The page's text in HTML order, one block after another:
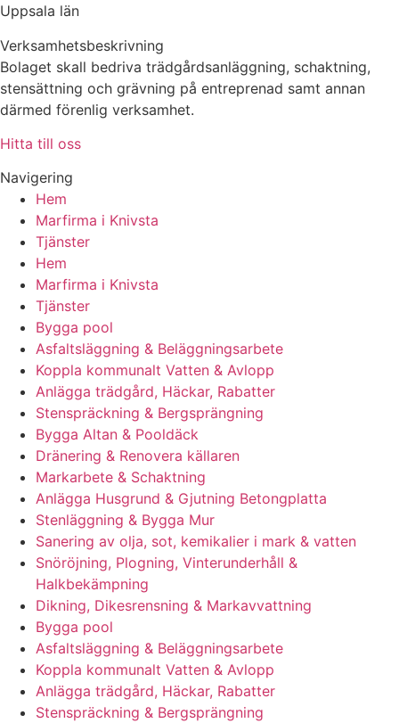
Uppsala län
Verksamhetsbeskrivning
Bolaget skall bedriva trädgårdsanläggning, schaktning,
stensättning och grävning på entreprenad samt annan
därmed förenlig verksamhet.
Hitta till oss
Navigering
Hem
Marfirma i Knivsta
Tjänster
Hem
Marfirma i Knivsta
Tjänster
Bygga pool
Asfaltsläggning & Beläggningsarbete
Koppla kommunalt Vatten & Avlopp
Anlägga trädgård, Häckar, Rabatter
Stenspräckning & Bergsprängning
Bygga Altan & Pooldäck
Dränering & Renovera källaren
Markarbete & Schaktning
Anlägga Husgrund & Gjutning Betongplatta
Stenläggning & Bygga Mur
Sanering av olja, sot, kemikalier i mark & vatten
Snöröjning, Plogning, Vinterunderhåll &
Halkbekämpning
Dikning, Dikesrensning & Markavvattning
Bygga pool
Asfaltsläggning & Beläggningsarbete
Koppla kommunalt Vatten & Avlopp
Anlägga trädgård, Häckar, Rabatter
Stenspräckning & Bergsprängning